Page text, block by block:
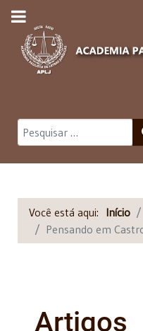
Pesquisar
Você está aqui: Início
Pensando em
Artigos